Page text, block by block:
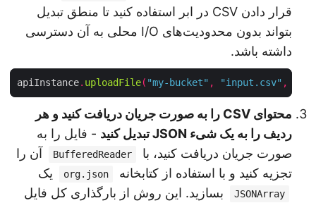
قرار دادن CSV در ابر استفاده کنید تا منطق تبدیل
بتواند بدون محدودیت‌های I/O محلی به آن دسترسی
داشته باشد.
apiInstance.uploadFile ("my-bucket" "input.csv"
محتوای CSV را به صورت جریان دریافت کنید و هر
ردیف را به یک شیء JSON تبدیل کنید
- فایل را به
صورت جریان دریافت کنید، با
BufferedReader
آن را
تجزیه کنید و با استفاده از کتابخانه
org.json یک
JSONArray
بسازید. این روش از بارگذاری کل فایل